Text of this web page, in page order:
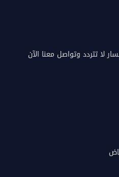
لا تتردد وتواصل معنا الآن